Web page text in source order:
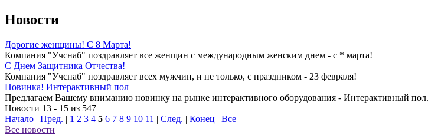
Новости
Дорогие женщины! С 8 Марта!
Компания "Учснаб" поздравляет все женщин с международным женским днем - с * марта!
C Днем Защитника Отчества!
Компания "Учснаб" поздравляет всех мужчин, и не только, с праздником - 23 февраля!
Новинка! Интерактивный пол
Предлагаем Вашему вниманию новинку на рынке интерактивного оборудования - Интерактивный пол.
Новости 13 - 15 из 547
Начало | Пред. | 1 2 3 4 5 6 7 8 9 10 11 | След. | Конец | Все
Все новости